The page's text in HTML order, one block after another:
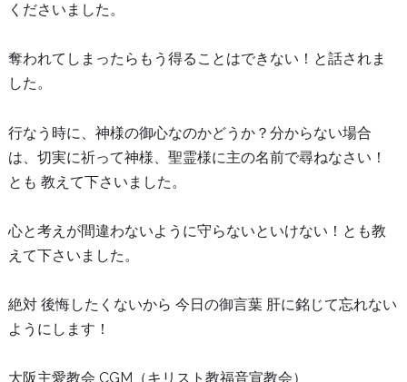
くださいました。
奪われてしまったらもう得ることはできない！と話されま
した。
行なう時に、神様の御心なのかどうか？分からない場合
は、切実に祈って神様、聖霊様に主の名前で尋ねなさい！
とも 教えて下さいました。
心と考えが間違わないように守らないといけない！とも教
えて下さいました。
絶対 後悔したくないから 今日の御言葉 肝に銘じて忘れない
ようにします！
大阪主愛教会 CGM（キリスト教福音宣教会）